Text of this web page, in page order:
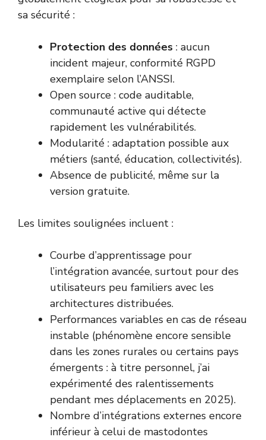
sa sécurité :
Protection des données : aucun
incident majeur, conformité RGPD
exemplaire selon l’ANSSI.
Open source : code auditable,
communauté active qui détecte
rapidement les vulnérabilités.
Modularité : adaptation possible aux
métiers (santé, éducation, collectivités).
Absence de publicité, même sur la
version gratuite.
Les limites soulignées incluent :
Courbe d’apprentissage pour
l’intégration avancée, surtout pour des
utilisateurs peu familiers avec les
architectures distribuées.
Performances variables en cas de réseau
instable (phénomène encore sensible
dans les zones rurales ou certains pays
émergents : à titre personnel, j’ai
expérimenté des ralentissements
pendant mes déplacements en 2025).
Nombre d’intégrations externes encore
inférieur à celui de mastodontes